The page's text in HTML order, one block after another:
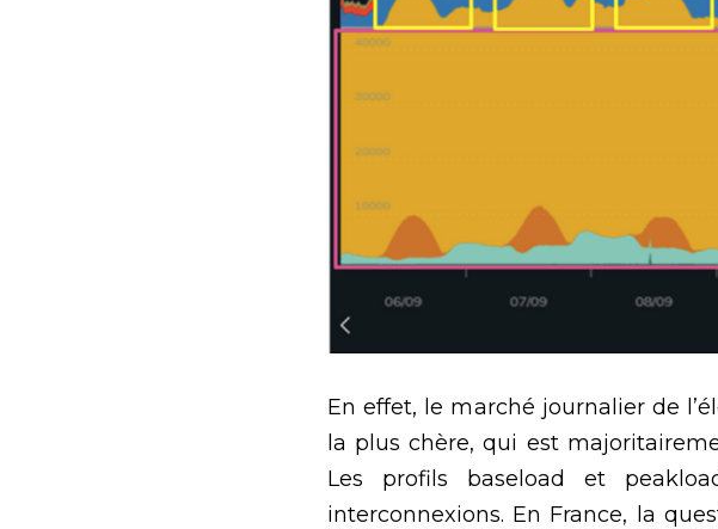
En effet, le marché journalier de
la plus chère, qui est
Les profils baseload et
interconnexions. En France, la